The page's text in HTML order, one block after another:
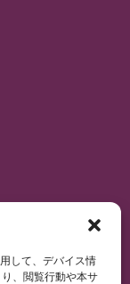
して、デバイス情
、閲覧行動や本サ